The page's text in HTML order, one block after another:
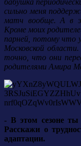
сильно меня
матч вообще. А в
Кроме моих
парней, потому что
Московской
точно, что они
родителями Амира
- В этом сезоне
Расскажи о
адаптации.